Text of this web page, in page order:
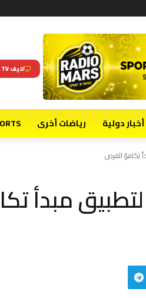
لايف TV
أخبار دولية رياضات أخرى
تكافؤ الفرص
مبدأ